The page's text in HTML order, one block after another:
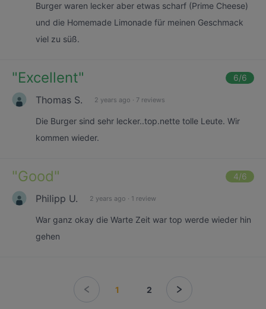
Burger waren lecker aber etwas scharf (Prime Cheese)
und die Homemade Limonade für meinen Geschmack
viel zu süß.
"Excellent" 6/6
Thomas S. 2 years ago · 7 reviews
Die Burger sind sehr lecker..top.nette tolle Leute. Wir
kommen wieder.
"Good" 4/6
Philipp U. 2 years ago · 1 review
War ganz okay die Warte Zeit war top werde wieder hin
gehen
1 2